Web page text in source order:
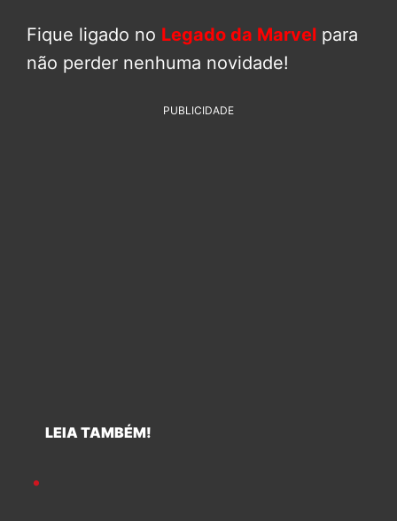
Fique ligado no Legado da Marvel para
não perder nenhuma novidade!
PUBLICIDADE
LEIA TAMBÉM!